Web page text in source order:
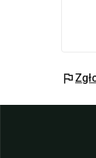
flag